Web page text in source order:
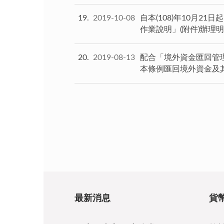
19 2019-10-08
自本(108)年10月21日
作業說明」(附件)辦理
20 2019-08-13
配合「境外資金匯回管
本條例匯回境外資金及
最新消息 貨